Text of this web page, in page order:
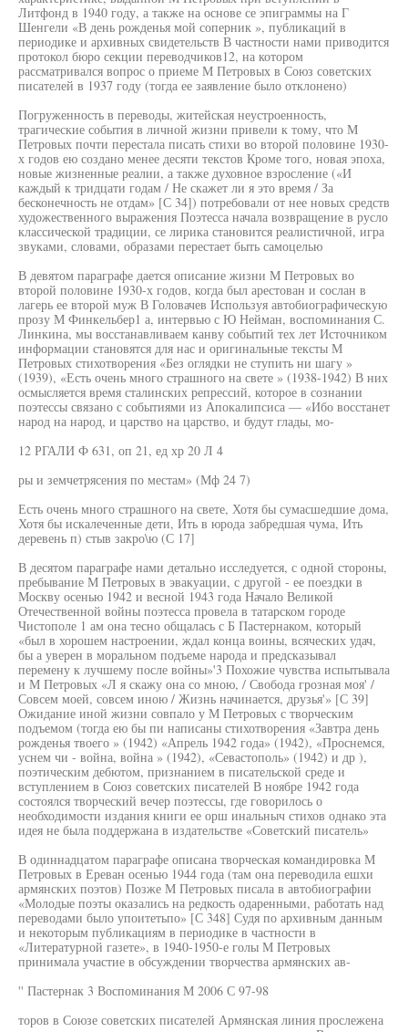
Литфонд в 1940 году, а также на основе се эпиграммы на Г
Шенгели «В день рожденья мой соперник », публикаций в
периодике и архивных свидетельств В частности нами приводится
протокол бюро секции переводчиков12, на котором
рассматривался вопрос о приеме М Петровых в Союз советских
писателей в 1937 году (тогда ее заявление было отклонено)
Погруженность в переводы, житейская неустроенность,
трагические события в личной жизни привели к тому, что М
Петровых почти перестала писать стихи во второй половине 1930-
х годов ею создано менее десяти текстов Кроме того, новая эпоха,
новые жизненные реалии, а также духовное взросление («И
каждый к тридцати годам / Не скажет ли я это время / За
бесконечность не отдам» [С 34]) потребовали от нее новых средств
художественного выражения Поэтесса начала возвращение в русло
классической традиции, се лирика становится реалистичной, игра
звуками, словами, образами перестает быть самоцелью
В девятом параграфе дается описание жизни М Петровых во
второй половине 1930-х годов, когда был арестован и сослан в
лагерь ее второй муж В Головачев Используя автобиографическую
прозу М Финкельбер1 а, интервью с Ю Нейман, воспоминания С.
Линкина, мы восстанавливаем канву событий тех лет Источником
информации становятся для нас и оригинальные тексты М
Петровых стихотворения «Без оглядки не ступить ни шагу »
(1939), «Есть очень много страшного на свете » (1938-1942) В них
осмысляется время сталинских репрессий, которое в сознании
поэтессы связано с событиями из Апокалипсиса — «Ибо восстанет
народ на народ, и царство на царство, и будут глады, мо-
12 РГАЛИ Ф 631, оп 21, ед хр 20 Л 4
ры и земчетрясения по местам» (Мф 24 7)
Есть очень много страшного на свете, Хотя бы сумасшедшие дома,
Хотя бы искалеченные дети, Ить в юрода забредшая чума, Ить
деревень п) стыв закро\ю (С 17]
В десятом параграфе нами детально исследуется, с одной стороны,
пребывание М Петровых в эвакуации, с другой - ее поездки в
Москву осенью 1942 и весной 1943 года Начало Великой
Отечественной войны поэтесса провела в татарском городе
Чистополе 1 ам она тесно общалась с Б Пастернаком, который
«был в хорошем настроении, ждал конца воины, всяческих удач,
бы а уверен в моральном подъеме народа и предсказывал
перемену к лучшему после войны»'3 Похожие чувства испытывала
и М Петровых «Л я скажу она со мною, / Свобода грозная моя' /
Совсем моей, совсем иною / Жизнь начинается, друзья'» [С 39]
Ожидание иной жизни совпало у М Петровых с творческим
подъемом (тогда ею бы пи написаны стихотворения «Завтра день
рожденья твоего » (1942) «Апрель 1942 года» (1942), «Проснемся,
уснем чи - война, война » (1942), «Севастополь» (1942) и др ),
поэтическим дебютом, признанием в писательской среде и
вступлением в Союз советских писателей В ноябре 1942 года
состоялся творческий вечер поэтессы, где говорилось о
необходимости издания книги ее орш инальныч стихов однако эта
идея не была поддержана в издательстве «Советский писатель»
В одиннадцатом параграфе описана творческая командировка М
Петровых в Ереван осенью 1944 года (там она переводила ешхи
армянских поэтов) Позже М Петровых писала в автобиографии
«Молодые поэты оказались на редкость одаренными, работать над
переводами было упоитетьпо» [С 348] Судя по архивным данным
и некоторым публикациям в периодике в частности в
«Литературной газете», в 1940-1950-е голы М Петровых
принимала участие в обсуждении творчества армянских ав-
'' Пастернак 3 Воспоминания М 2006 С 97-98
торов в Союзе советских писателей Армянская линия прослежена